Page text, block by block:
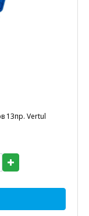
13пр. Vertul